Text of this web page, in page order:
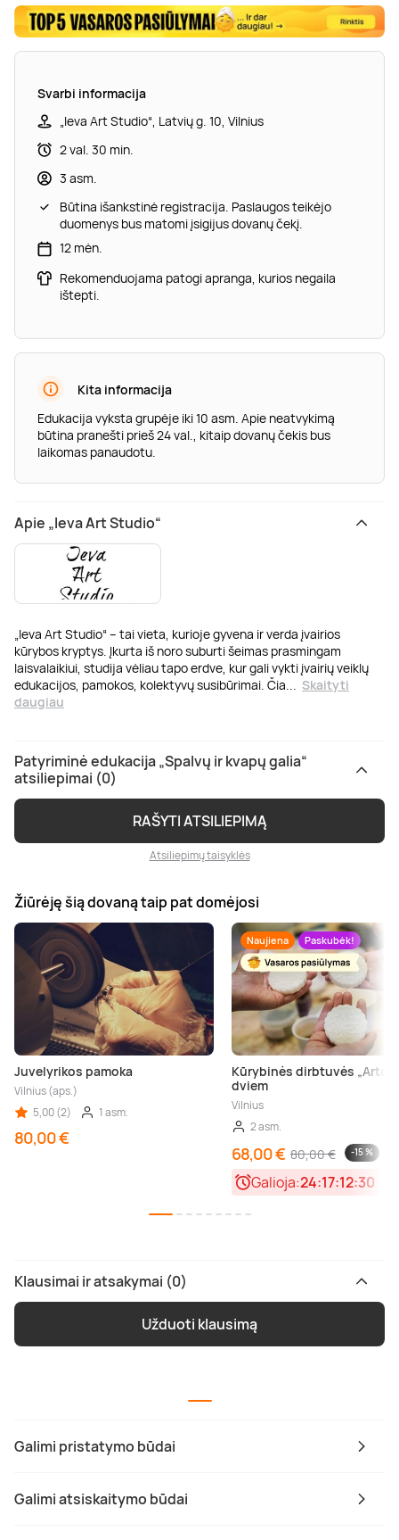
Galimi pristatymo būdai
Galimi atsiskaitymo būdai
Svarbi informacija
„Ieva Art Studio“, Latvių g. 10, Vilnius
2 val. 30 min.
3 asm.
Būtina išankstinė registracija. Paslaugos teikėjo
duomenys bus matomi įsigijus dovanų čekį.
12 mėn.
Rekomenduojama patogi apranga, kurios negaila
ištepti.
Kita informacija
Edukacija vyksta grupėje iki 10 asm. Apie neatvykimą
būtina pranešti prieš 24 val., kitaip dovanų čekis bus
laikomas panaudotu.
Apie „Ieva Art Studio“
„Ieva Art Studio“ – tai vieta, kurioje gyvena ir verda įvairios
kūrybos kryptys. Įkurta iš noro suburti šeimas prasmingam
laisvalaikiui, studija vėliau tapo erdve, kur gali vykti įvairių veiklų
edukacijos, pamokos, kolektyvų susibūrimai. Čia... Skaityti
daugiau
Patyriminė edukacija „Spalvų ir kvapų galia“
atsiliepimai (0)
RAŠYTI ATSILIEPIMĄ
Atsiliepimų taisyklės
Žiūrėję šią dovaną taip pat domėjosi
Juvelyrikos pamoka
Vilnius (aps.)
5,00 (2)
1 asm.
80,00 €
Naujiena Paskubėk!
Kūrybinės dirbtuvės
dviem
Vilnius
2 asm.
68,00 € 80,00 € -15 %
Galioja:24:17:12:30
Klausimai ir atsakymai (0)
Užduoti klausimą